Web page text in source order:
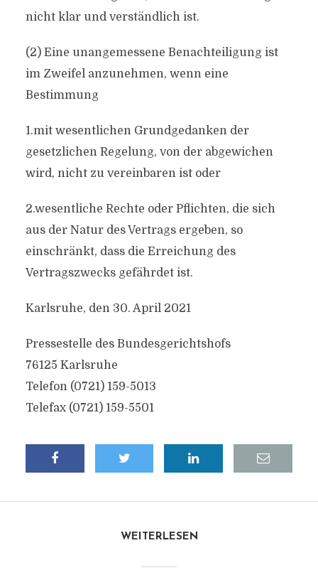
nicht klar und verständlich ist.
(2) Eine unangemessene Benachteiligung ist
im Zweifel anzunehmen, wenn eine
Bestimmung
1.mit wesentlichen Grundgedanken der
gesetzlichen Regelung, von der abgewichen
wird, nicht zu vereinbaren ist oder
2.wesentliche Rechte oder Pflichten, die sich
aus der Natur des Vertrags ergeben, so
einschränkt, dass die Erreichung des
Vertragszwecks gefährdet ist.
Karlsruhe, den 30. April 2021
Pressestelle des Bundesgerichtshofs
76125 Karlsruhe
Telefon (0721) 159-5013
Telefax (0721) 159-5501
WEITERLESEN